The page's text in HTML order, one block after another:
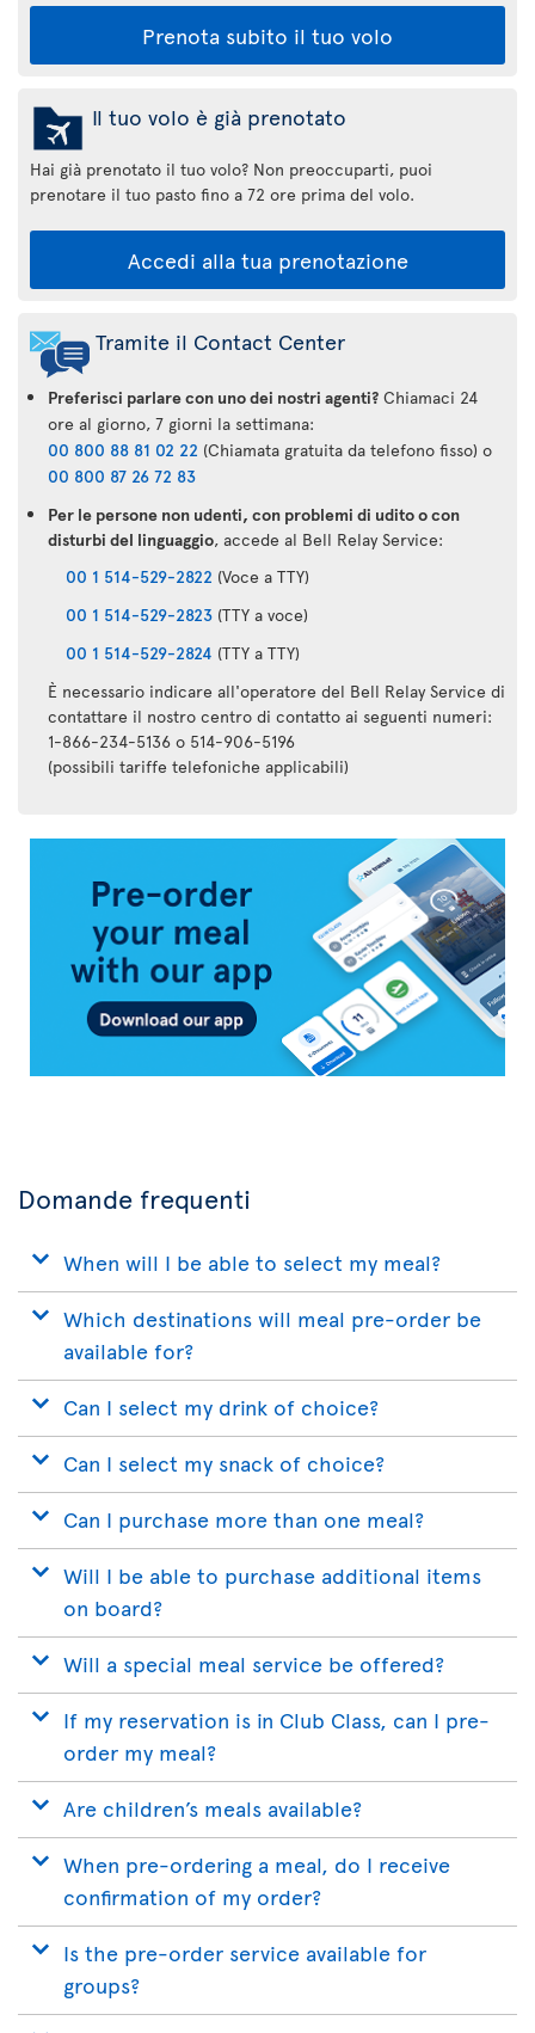
Prenota subito il tuo volo
Il tuo volo è già prenotato
Hai già prenotato il tuo volo? Non preoccuparti, puoi
prenotare il tuo pasto fino a 72 ore prima del volo.
Accedi alla tua prenotazione
Tramite il Contact Center
Preferisci parlare con uno dei nostri agenti? Chiamaci 24
ore al giorno, 7 giorni la settimana:
00 800 88 81 02 22 (Chiamata gratuita da telefono fisso) o
00 800 87 26 72 83
Per le persone non udenti, con problemi di udito o con
disturbi del linguaggio, accede al Bell Relay Service:
00 1 514-529-2822 (Voce a TTY)
00 1 514-529-2823 (TTY a voce)
00 1 514-529-2824 (TTY a TTY)
È necessario indicare all'operatore del Bell Relay Service di
contattare il nostro centro di contatto ai seguenti numeri:
1-866-234-5136 o 514-906-5196
(possibili tariffe telefoniche applicabili)
Transat
Domande frequenti
When will I be able to select my meal?
Which destinations will meal pre-order be
available for?
Can I select my drink of choice?
Can I select my snack of choice?
Can I purchase more than one meal?
Will I be able to purchase additional items
on board?
Will a special meal service be offered?
If my reservation is in Club Class, can I pre-
order my meal?
Are children’s meals available?
When pre-ordering a meal, do I receive
confirmation of my order?
Is the pre-order service available for
groups?